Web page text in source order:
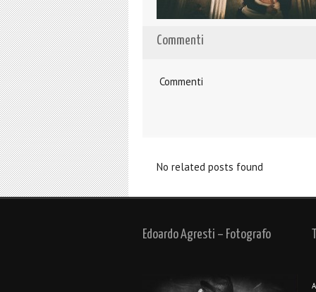
Commenti
Commenti
No related posts found
Edoardo Agresti – Fotografo